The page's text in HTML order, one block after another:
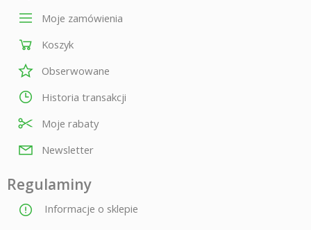
Moje zamówienia
Koszyk
Obserwowane
Historia transakcji
Moje rabaty
Newsletter
Regulaminy
Informacje o sklepie